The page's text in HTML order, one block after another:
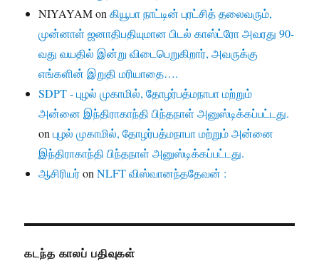
NIYAYAMonகியூபா நாட்டின் புரட்சித் தலைவரும்,
முன்னாள் ஜனாதிபதியுமான பிடல் காஸ்ட்ரோ அவரது 90-
வது வயதில் இன்று விடைபெறுகிறார், அவருக்கு
எங்களின் இறுதி மரியாதை….
SDPT - புழல் முகாமில், தோழர்பத்மநாபா மற்றும்
அன்னை இந்திராகாந்தி பிந்தநாள் அனுஸ்டிக்கப்பட்டது.
onபுழல் முகாமில், தோழர்பத்மநாபா மற்றும் அன்னை
இந்திராகாந்தி பிந்தநாள் அனுஸ்டிக்கப்பட்டது.
ஆசிரியர்onNLFT விஸ்வானந்ததேவன் :
கடந்த காலப் பதிவுகள்